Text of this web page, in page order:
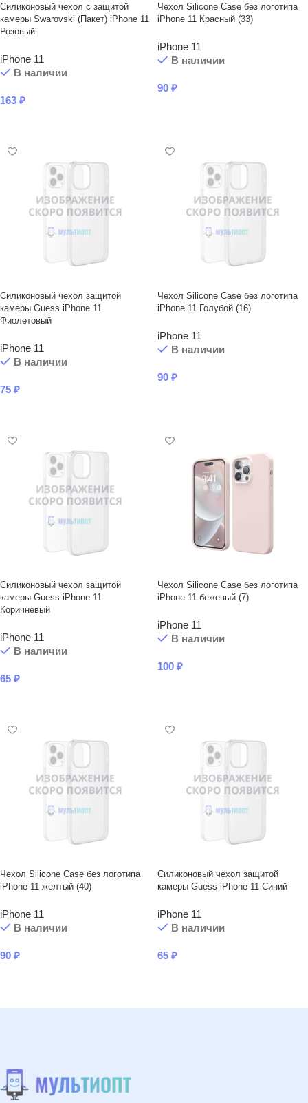
Силиконовый чехол с защитой
камеры Swarovski (Пакет) iPhone 11
Розовый
iPhone 11
В наличии
163 ₽
Чехол Silicone Case без логотипа
iPhone 11 Красный (33)
iPhone 11
В наличии
90 ₽
Силиконовый чехол защитой
камеры Guess iPhone 11
Фиолетовый
iPhone 11
В наличии
75 ₽
Чехол Silicone Case без логотипа
iPhone 11 Голубой (16)
iPhone 11
В наличии
90 ₽
Силиконовый чехол защитой
камеры Guess iPhone 11
Коричневый
iPhone 11
В наличии
65 ₽
Чехол Silicone Case без логотипа
iPhone 11 бежевый (7)
iPhone 11
В наличии
100 ₽
Чехол Silicone Case без логотипа
iPhone 11 желтый (40)
iPhone 11
В наличии
90 ₽
Силиконовый чехол защитой
камеры Guess iPhone 11 Синий
iPhone 11
В наличии
65 ₽